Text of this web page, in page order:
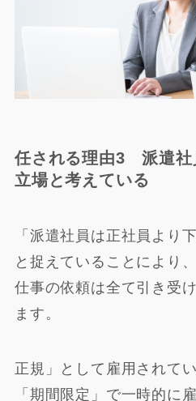
任される理由3 派遣社
立場と考えている
「派遣社員は正社員より
と捉えていることにより、
仕事の依頼は全て引き受
ます。
正規」として雇用されて
「期間限定」で一時的に